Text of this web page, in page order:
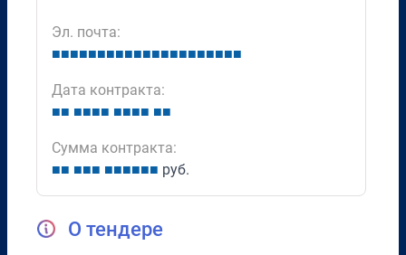
Эл. почта:
■■■■■■■■■■■■■■■■■■■■■
Дата контракта:
■■ ■■■■ ■■■■ ■■
Сумма контракта:
■■ ■■■ ■■■■■■ руб.
О тендере